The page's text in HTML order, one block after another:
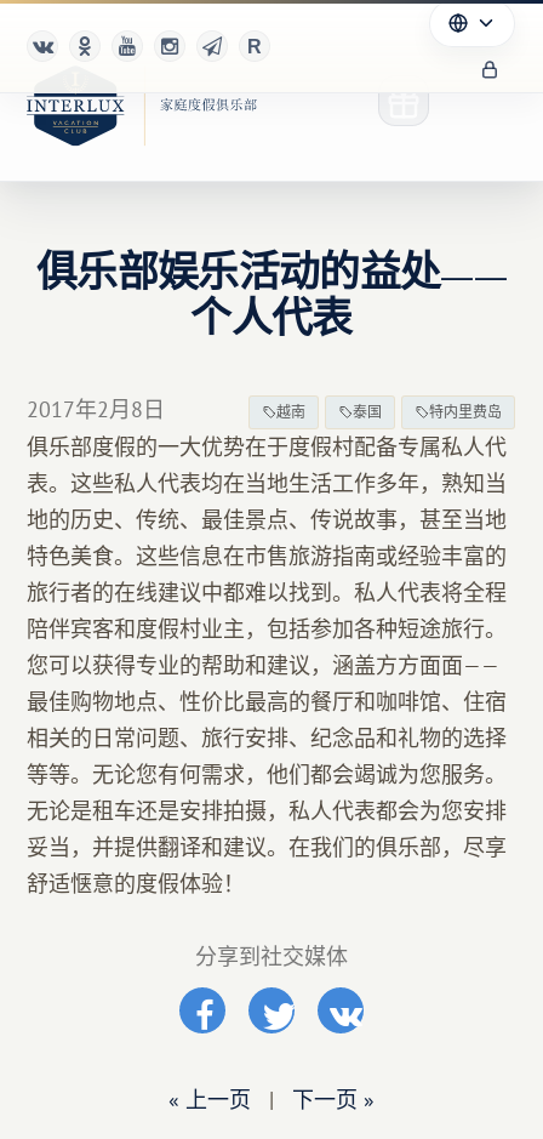
俱乐部
合作伙伴
Благотворительность
俱乐部娱乐活动的益处——
个人代表
2017年2月8日 越南 泰国 特内里费岛
俱乐部度假的一大优势在于度假村配备专属私人代
表。这些私人代表均在当地生活工作多年，熟知当
地的历史、传统、最佳景点、传说故事，甚至当地
特色美食。这些信息在市售旅游指南或经验丰富的
旅行者的在线建议中都难以找到。私人代表将全程
陪伴宾客和度假村业主，包括参加各种短途旅行。
您可以获得专业的帮助和建议，涵盖方方面面——
最佳购物地点、性价比最高的餐厅和咖啡馆、住宿
相关的日常问题、旅行安排、纪念品和礼物的选择
等等。无论您有何需求，他们都会竭诚为您服务。
无论是租车还是安排拍摄，私人代表都会为您安排
妥当，并提供翻译和建议。在我们的俱乐部，尽享
舒适惬意的度假体验！
分享到社交媒体
« 上一页 | 下一页 »